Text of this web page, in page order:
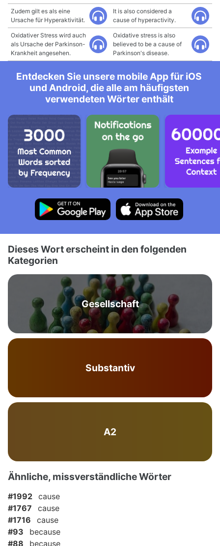
Zudem gilt es als eine
Ursache für Hyperaktivität.
It is also considered a
cause of hyperactivity.
Oxidativer Stress wird auch
als Ursache der Parkinson-
Krankheit angesehen.
Oxidative stress is also
believed to be a cause of
Parkinson's disease.
Entdecken Sie unsere mobile App für iOS
und Android, die alle am häufigsten
verwendeten Wörter enthält
Dieses Wort erscheint in den folgenden
Kategorien
Gesellschaft
Substantiv
A2
Ähnliche, missverständliche Wörter
#1992 cause
#1767
cause
#1716
cause
#93
because
#88
because